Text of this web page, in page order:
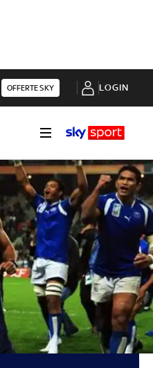
OFFERTE SKY LOGIN